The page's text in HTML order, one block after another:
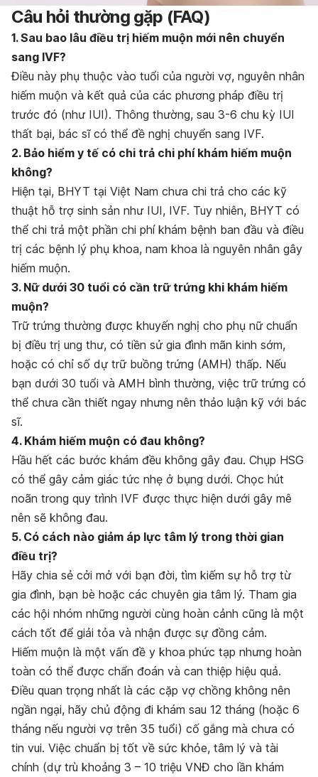
Câu hỏi thường gặp (FAQ)
1. Sau bao lâu điều trị hiếm muộn mới nên chuyển
sang IVF?
Điều này phụ thuộc vào tuổi của người vợ, nguyên nhân
hiếm muộn và kết quả của các phương pháp điều trị
trước đó (như IUI). Thông thường, sau 3-6 chu kỳ IUI
thất bại, bác sĩ có thể đề nghị chuyển sang IVF.
2. Bảo hiểm y tế có chi trả chi phí khám hiếm muộn
không?
Hiện tại, BHYT tại Việt Nam chưa chi trả cho các kỹ
thuật hỗ trợ sinh sản như IUI, IVF. Tuy nhiên, BHYT có
thể chi trả một phần chi phí khám bệnh ban đầu và điều
trị các bệnh lý phụ khoa, nam khoa là nguyên nhân gây
hiếm muộn.
3. Nữ dưới 30 tuổi có cần trữ trứng khi khám hiếm
muộn?
Trữ trứng thường được khuyến nghị cho phụ nữ chuẩn
bị điều trị ung thư, có tiền sử gia đình mãn kinh sớm,
hoặc có chỉ số dự trữ buồng trứng (AMH) thấp. Nếu
bạn dưới 30 tuổi và AMH bình thường, việc trữ trứng có
thể chưa cần thiết ngay nhưng nên thảo luận kỹ với bác
sĩ.
4. Khám hiếm muộn có đau không?
Hầu hết các bước khám đều không gây đau. Chụp HSG
có thể gây cảm giác tức nhẹ ở bụng dưới. Chọc hút
noãn trong quy trình IVF được thực hiện dưới gây mê
nên sẽ không đau.
5. Có cách nào giảm áp lực tâm lý trong thời gian
điều trị?
Hãy chia sẻ cởi mở với bạn đời, tìm kiếm sự hỗ trợ từ
gia đình, bạn bè hoặc các chuyên gia tâm lý. Tham gia
các hội nhóm những người cùng hoàn cảnh cũng là một
cách tốt để giải tỏa và nhận được sự đồng cảm.
Hiếm muộn là một vấn đề y khoa phức tạp nhưng hoàn
toàn có thể được chẩn đoán và can thiệp hiệu quả.
Điều quan trọng nhất là các cặp vợ chồng không nên
ngần ngại, hãy chủ động đi khám sau 12 tháng (hoặc 6
tháng nếu người vợ trên 35 tuổi) cố gắng mà chưa có
tin vui. Việc chuẩn bị tốt về sức khỏe, tâm lý và tài
chính (dự trù khoảng 3 – 10 triệu VNĐ cho lần khám